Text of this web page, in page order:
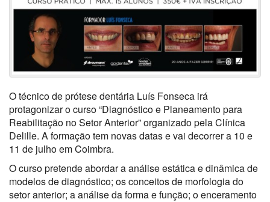
O técnico de prótese dentária Luís Fonseca irá
protagonizar o curso “Diagnóstico e Planeamento para
Reabilitação no Setor Anterior” organizado pela Clínica
Delille. A formação tem novas datas e vai decorrer a 10 e
11 de julho em Coimbra.
O curso pretende abordar a análise estática e dinâmica de
modelos de diagnóstico; os conceitos de morfologia do
setor anterior; a análise da forma e função; o enceramento